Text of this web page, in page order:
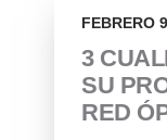
3
SU
RED
FEBRERO